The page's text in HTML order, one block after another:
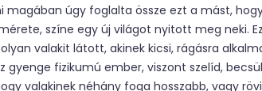
magában úgy foglalta össze ezt a mást,
színe egy új világot nyitott meg neki.
valakit látott, akinek kicsi, rágásra
gyenge fizikumú ember, viszont szelíd,
valakinek néhány foga hosszabb, vagy